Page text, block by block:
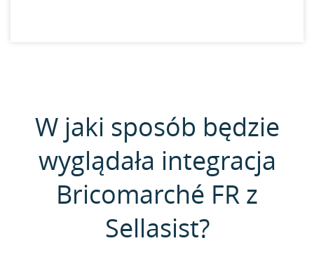
W jaki sposób będzie
wyglądała integracja
Bricomarché FR z
Sellasist?